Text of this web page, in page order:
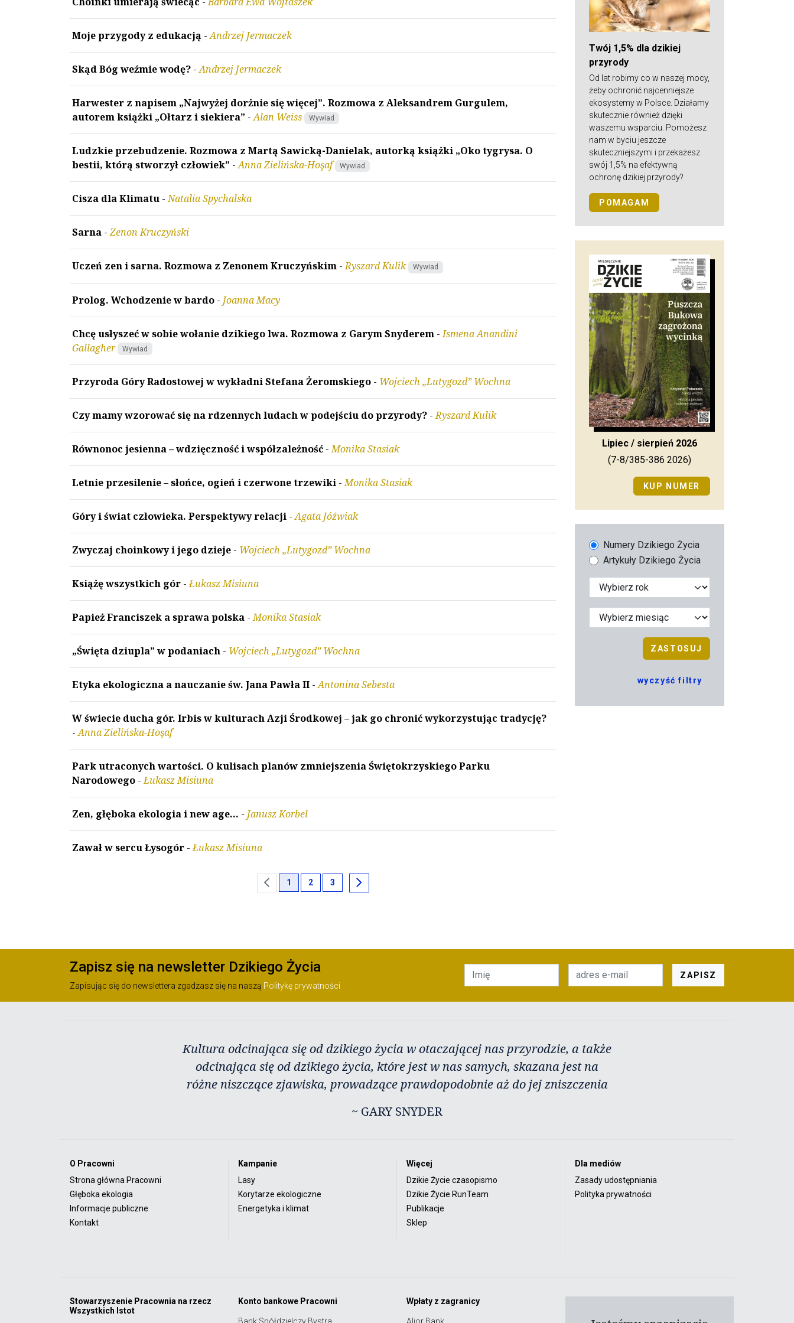
Moje przygody z edukacją -Andrzej Jermaczek
Skąd Bóg weźmie wodę? -Andrzej Jermaczek
Harwester z napisem „Najwyżej dorżnie się więcej”. Rozmowa z Aleksandrem Gurgulem,
autorem książki „Ołtarz i siekiera” -Alan Weiss Wywiad
Ludzkie przebudzenie. Rozmowa z Martą Sawicką-Danielak, autorką książki „Oko tygrysa. O
bestii, którą stworzył człowiek” -Anna Zielińska-Hoşaf Wywiad
Cisza dla Klimatu -Natalia Spychalska
Sarna -Zenon Kruczyński
Uczeń zen i sarna. Rozmowa z Zenonem Kruczyńskim -Ryszard Kulik Wywiad
Prolog. Wchodzenie w bardo - Joanna Macy
Chcę usłyszeć w sobie wołanie dzikiego lwa. Rozmowa z Garym Snyderem -Ismena Anandini
Gallagher
Wywiad
Przyroda Góry Radostowej w wykładni Stefana Żeromskiego - Wojciech „Lutygozd” Wochna
Czy mamy wzorować się na rdzennych ludach w podejściu do przyrody? -Ryszard Kulik
Równonoc jesienna – wdzięczność i współzależność -Monika Stasiak
Letnie przesilenie – słońce, ogień i czerwone trzewiki -Monika Stasiak
Góry i świat człowieka. Perspektywy relacji -Agata Jóźwiak
Zwyczaj choinkowy i jego dzieje - Wojciech „Lutygozd” Wochna
Książę wszystkich gór -Łukasz Misiuna
Papież Franciszek a sprawa polska -Monika Stasiak
„Święta dziupla” w podaniach - Wojciech „Lutygozd” Wochna
Etyka ekologiczna a nauczanie św. Jana Pawła II -Antonina Sebesta
W świecie ducha gór. Irbis w kulturach Azji Środkowej – jak go chronić wykorzystując tradycję?
-Anna Zielińska-Hoşaf
Park utraconych wartości. O kulisach planów zmniejszenia Świętokrzyskiego Parku
Narodowego -Łukasz Misiuna
Zen, głęboka ekologia i new age… - Janusz Korbel
Zawał w sercu Łysogór -Łukasz Misiuna
chevron_left 1 2 3 chevron_right
Twój 1,5% dla dzikiej
przyrody
Od lat robimy co w naszej mocy,
żeby ochronić najcenniejsze
ekosystemy w Polsce. Działamy
skutecznie również dzięki
waszemu wsparciu. Pomożesz
nam w byciu jeszcze
skuteczniejszymi i przekażesz
swój 1,5% na efektywną
ochronę dzikiej przyrody?
POMAGAM
Lipiec / sierpień 2026
(7-8/385-386 2026)
KUP NUMER
Numery Dzikiego Życia
Artykuły Dzikiego Życia
ZASTOSUJ
wyczyść filtry
Zapisz się na newsletter Dzikiego Życia
Zapisując się do newslettera zgadzasz się na naszą Politykę prywatności
ZAPISZ
Kultura odcinająca się od dzikiego życia w otaczającej nas przyrodzie, a także
odcinająca się od dzikiego życia, które jest w nas samych, skazana jest na
różne niszczące zjawiska, prowadzące prawdopodobnie aż do jej zniszczenia
~ GARY SNYDER
O Pracowni
Strona główna Pracowni
Głęboka ekologia
Informacje publiczne
Kontakt
Kampanie
Lasy
Korytarze ekologiczne
Energetyka i klimat
Więcej
Dzikie Życie czasopismo
Dzikie Życie RunTeam
Publikacje
Sklep
Dla mediów
Zasady udostępniania
Polityka prywatności
Stowarzyszenie Pracownia na rzecz
Wszystkich Istot
Konto bankowe Pracowni
Bank Spółdzielczy Bystra
Wpłaty z zagranicy
Alior Bank